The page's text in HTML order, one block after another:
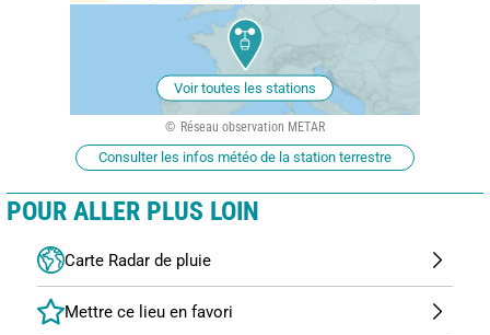
Voir toutes les stations
Réseau observation METAR
Consulter les infos météo de la station terrestre
POUR ALLER PLUS LOIN
Carte Radar de pluie